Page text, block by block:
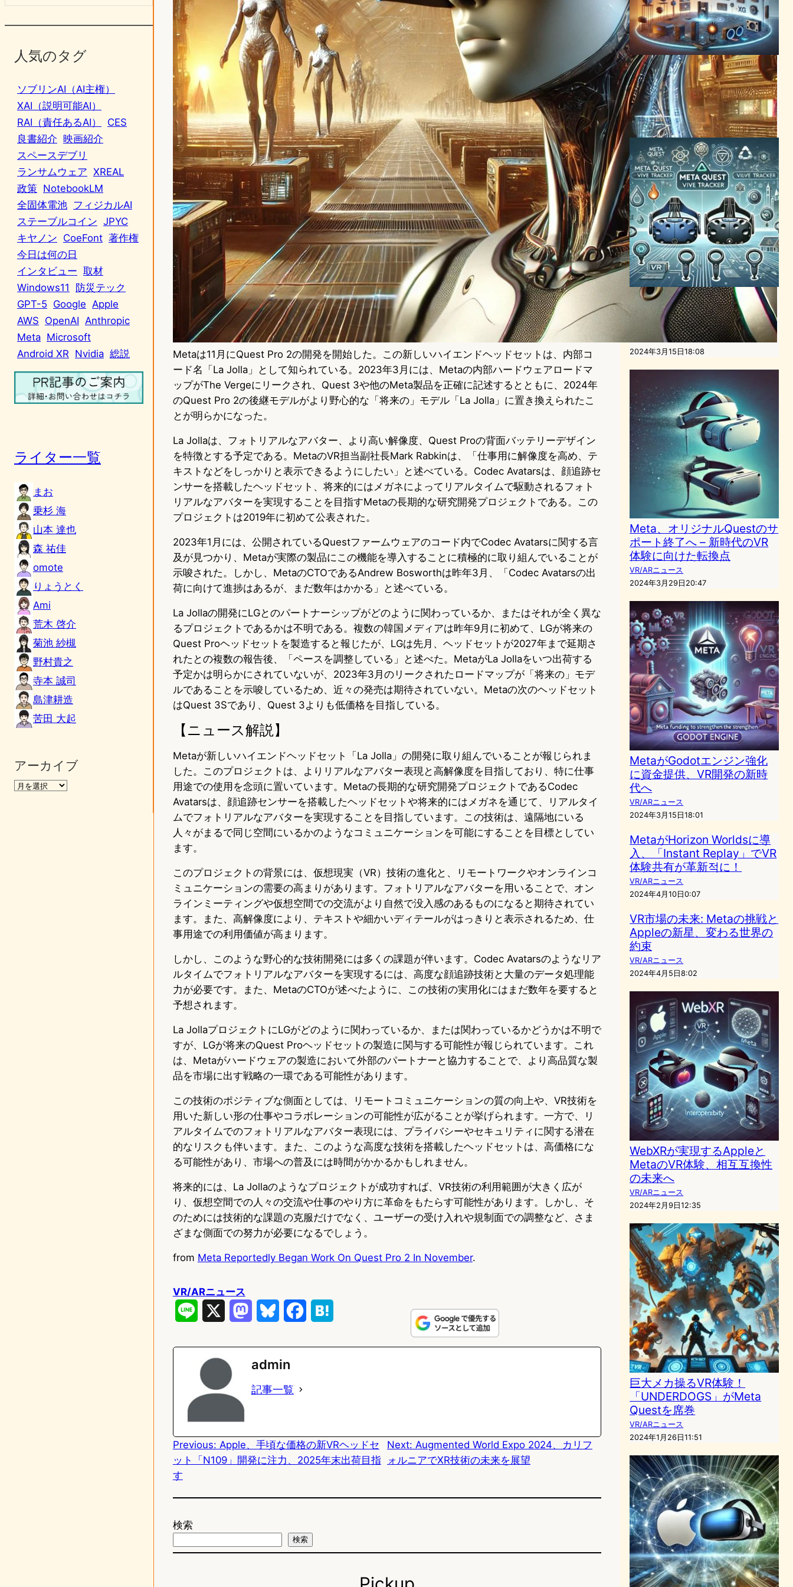
人気のタグ
ソブリンAI（AI主権）
XAI（説明可能AI）
RAI（責任あるAI）
CES
良書紹介 映画紹介
スペースデブリ
ランサムウェア XREAL
政策 NotebookLM
全固体電池 フィジカルAI
ステーブルコイン JPYC
キヤノン CoeFont 著作権
今日は何の日
インタビュー 取材
Windows11
防災テック
GPT-5 Google Apple
AWS OpenAI Anthropic
Meta Microsoft
Android XR Nvidia 総説
ライター一覧
まお
乗杉 海
山本 達也
森 祐佳
omote
りょうとく
Ami
荒木 啓介
菊池 紗槻
野村貴之
寺本 誠司
島津耕造
苦田 大起
アーカイブ
Metaは11月にQuest Pro 2の開発を開始した。この新しいハイエンドヘッドセットは、内部コ
ード名「La Jolla」として知られている。2023年3月には、Metaの内部ハードウェアロードマ
ップがThe Vergeにリークされ、Quest 3や他のMeta製品を正確に記述するとともに、2024年
のQuest Pro 2の後継モデルがより野心的な「将来の」モデル「La Jolla」に置き換えられたこ
とが明らかになった。
La Jollaは、フォトリアルなアバター、より高い解像度、Quest Proの背面バッテリーデザイン
を特徴とする予定である。MetaのVR担当副社長Mark Rabkinは、「仕事用に解像度を高め、テ
キストなどをしっかりと表示できるようにしたい」と述べている。Codec Avatarsは、顔追跡セ
ンサーを搭載したヘッドセット、将来的にはメガネによってリアルタイムで駆動されるフォト
リアルなアバターを実現することを目指すMetaの長期的な研究開発プロジェクトである。この
プロジェクトは2019年に初めて公表された。
2023年1月には、公開されているQuestファームウェアのコード内でCodec Avatarsに関する言
及が見つかり、Metaが実際の製品にこの機能を導入することに積極的に取り組んでいることが
示唆された。しかし、MetaのCTOであるAndrew Bosworthは昨年3月、「Codec Avatarsの出
荷に向けて進捗はあるが、まだ数年はかかる」と述べている。
La Jollaの開発にLGとのパートナーシップがどのように関わっているか、またはそれが全く異な
るプロジェクトであるかは不明である。複数の韓国メディアは昨年9月に初めて、LGが将来の
Quest Proヘッドセットを製造すると報じたが、LGは先月、ヘッドセットが2027年まで延期さ
れたとの複数の報告後、「ペースを調整している」と述べた。MetaがLa Jollaをいつ出荷する
予定かは明らかにされていないが、2023年3月のリークされたロードマップが「将来の」モデ
ルであることを示唆しているため、近々の発売は期待されていない。Metaの次のヘッドセット
はQuest 3Sであり、Quest 3よりも低価格を目指している。
【ニュース解説】
Metaが新しいハイエンドヘッドセット「La Jolla」の開発に取り組んでいることが報じられま
した。このプロジェクトは、よりリアルなアバター表現と高解像度を目指しており、特に仕事
用途での使用を念頭に置いています。Metaの長期的な研究開発プロジェクトであるCodec
Avatarsは、顔追跡センサーを搭載したヘッドセットや将来的にはメガネを通じて、リアルタイ
ムでフォトリアルなアバターを実現することを目指しています。この技術は、遠隔地にいる
人々がまるで同じ空間にいるかのようなコミュニケーションを可能にすることを目標としてい
ます。
このプロジェクトの背景には、仮想現実（VR）技術の進化と、リモートワークやオンラインコ
ミュニケーションの需要の高まりがあります。フォトリアルなアバターを用いることで、オン
ラインミーティングや仮想空間での交流がより自然で没入感のあるものになると期待されてい
ます。また、高解像度により、テキストや細かいディテールがはっきりと表示されるため、仕
事用途での利用価値が高まります。
しかし、このような野心的な技術開発には多くの課題が伴います。Codec Avatarsのようなリア
ルタイムでフォトリアルなアバターを実現するには、高度な顔追跡技術と大量のデータ処理能
力が必要です。また、MetaのCTOが述べたように、この技術の実用化にはまだ数年を要すると
予想されます。
La JollaプロジェクトにLGがどのように関わっているか、または関わっているかどうかは不明で
すが、LGが将来のQuest Proヘッドセットの製造に関与する可能性が報じられています。これ
は、Metaがハードウェアの製造において外部のパートナーと協力することで、より高品質な製
品を市場に出す戦略の一環である可能性があります。
この技術のポジティブな側面としては、リモートコミュニケーションの質の向上や、VR技術を
用いた新しい形の仕事やコラボレーションの可能性が広がることが挙げられます。一方で、リ
アルタイムでのフォトリアルなアバター表現には、プライバシーやセキュリティに関する潜在
的なリスクも伴います。また、このような高度な技術を搭載したヘッドセットは、高価格にな
る可能性があり、市場への普及には時間がかかるかもしれません。
将来的には、La Jollaのようなプロジェクトが成功すれば、VR技術の利用範囲が大きく広が
り、仮想空間での人々の交流や仕事のやり方に革命をもたらす可能性があります。しかし、そ
のためには技術的な課題の克服だけでなく、ユーザーの受け入れや規制面での調整など、さま
ざまな側面での努力が必要になるでしょう。
from Meta Reportedly Began Work On Quest Pro 2 In November.
VR/ARニュース
e
o
n
y
o
k
admin
記事一覧
Previous: Apple、手頃な価格の新VRヘッドセ
ット「N109」開発に注力、2025年末出荷目指
す
Next: Augmented World Expo 2024、カリフ
ォルニアでXR技術の未来を展望
検索
検索
次世代XRデバイス開発で
MetaとLGがタッグ、VR業界
の最新動向を総ざらい
VR/ARニュース
2024年3月3日4:13
Meta QuestがViveトラッカ
ーを内蔵機能で代替、VR体
験が飛躍的に向上
VR/ARニュース
2024年3月15日18:08
Meta、オリジナルQuestのサ
ポート終了へ – 新時代のVR
体験に向けた転換点
VR/ARニュース
2024年3月29日20:47
MetaがGodotエンジン強化
に資金提供、VR開発の新時
代へ
VR/ARニュース
2024年3月15日18:01
MetaがHorizon Worldsに導
入、「Instant Replay」でVR
体験共有が革新적に！
VR/ARニュース
2024年4月10日0:07
VR市場の未来: Metaの挑戦と
Appleの新星、変わる世界の
約束
VR/ARニュース
2024年4月5日8:02
WebXRが実現するAppleと
MetaのVR体験、相互互換性
の未来へ
VR/ARニュース
2024年2月9日12:35
巨大メカ操るVR体験！
「UNDERDOGS」がMeta
Questを席巻
VR/ARニュース
2024年1月26日11:51